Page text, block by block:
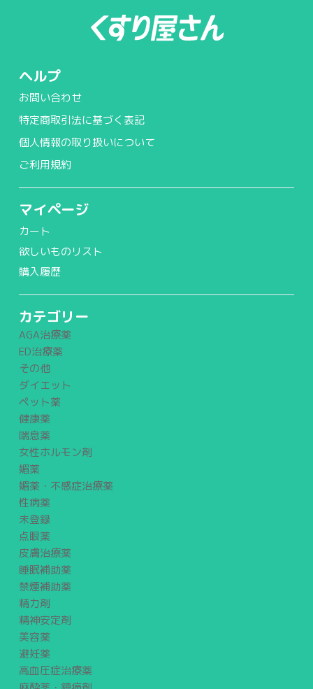
ヘルプ
お問い合わせ
特定商取引法に基づく表記
個人情報の取り扱いについて
ご利用規約
マイページ
カート
欲しいものリスト
購入履歴
カテゴリー
AGA治療薬
ED治療薬
その他
ダイエット
ペット薬
健康薬
喘息薬
女性ホルモン剤
媚薬
媚薬・不感症治療薬
性病薬
未登録
点眼薬
皮膚治療薬
睡眠補助薬
禁煙補助薬
精力剤
精神安定剤
美容薬
避妊薬
高血圧症治療薬